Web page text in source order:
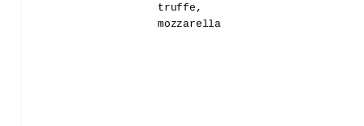
truffe,
mozzarella